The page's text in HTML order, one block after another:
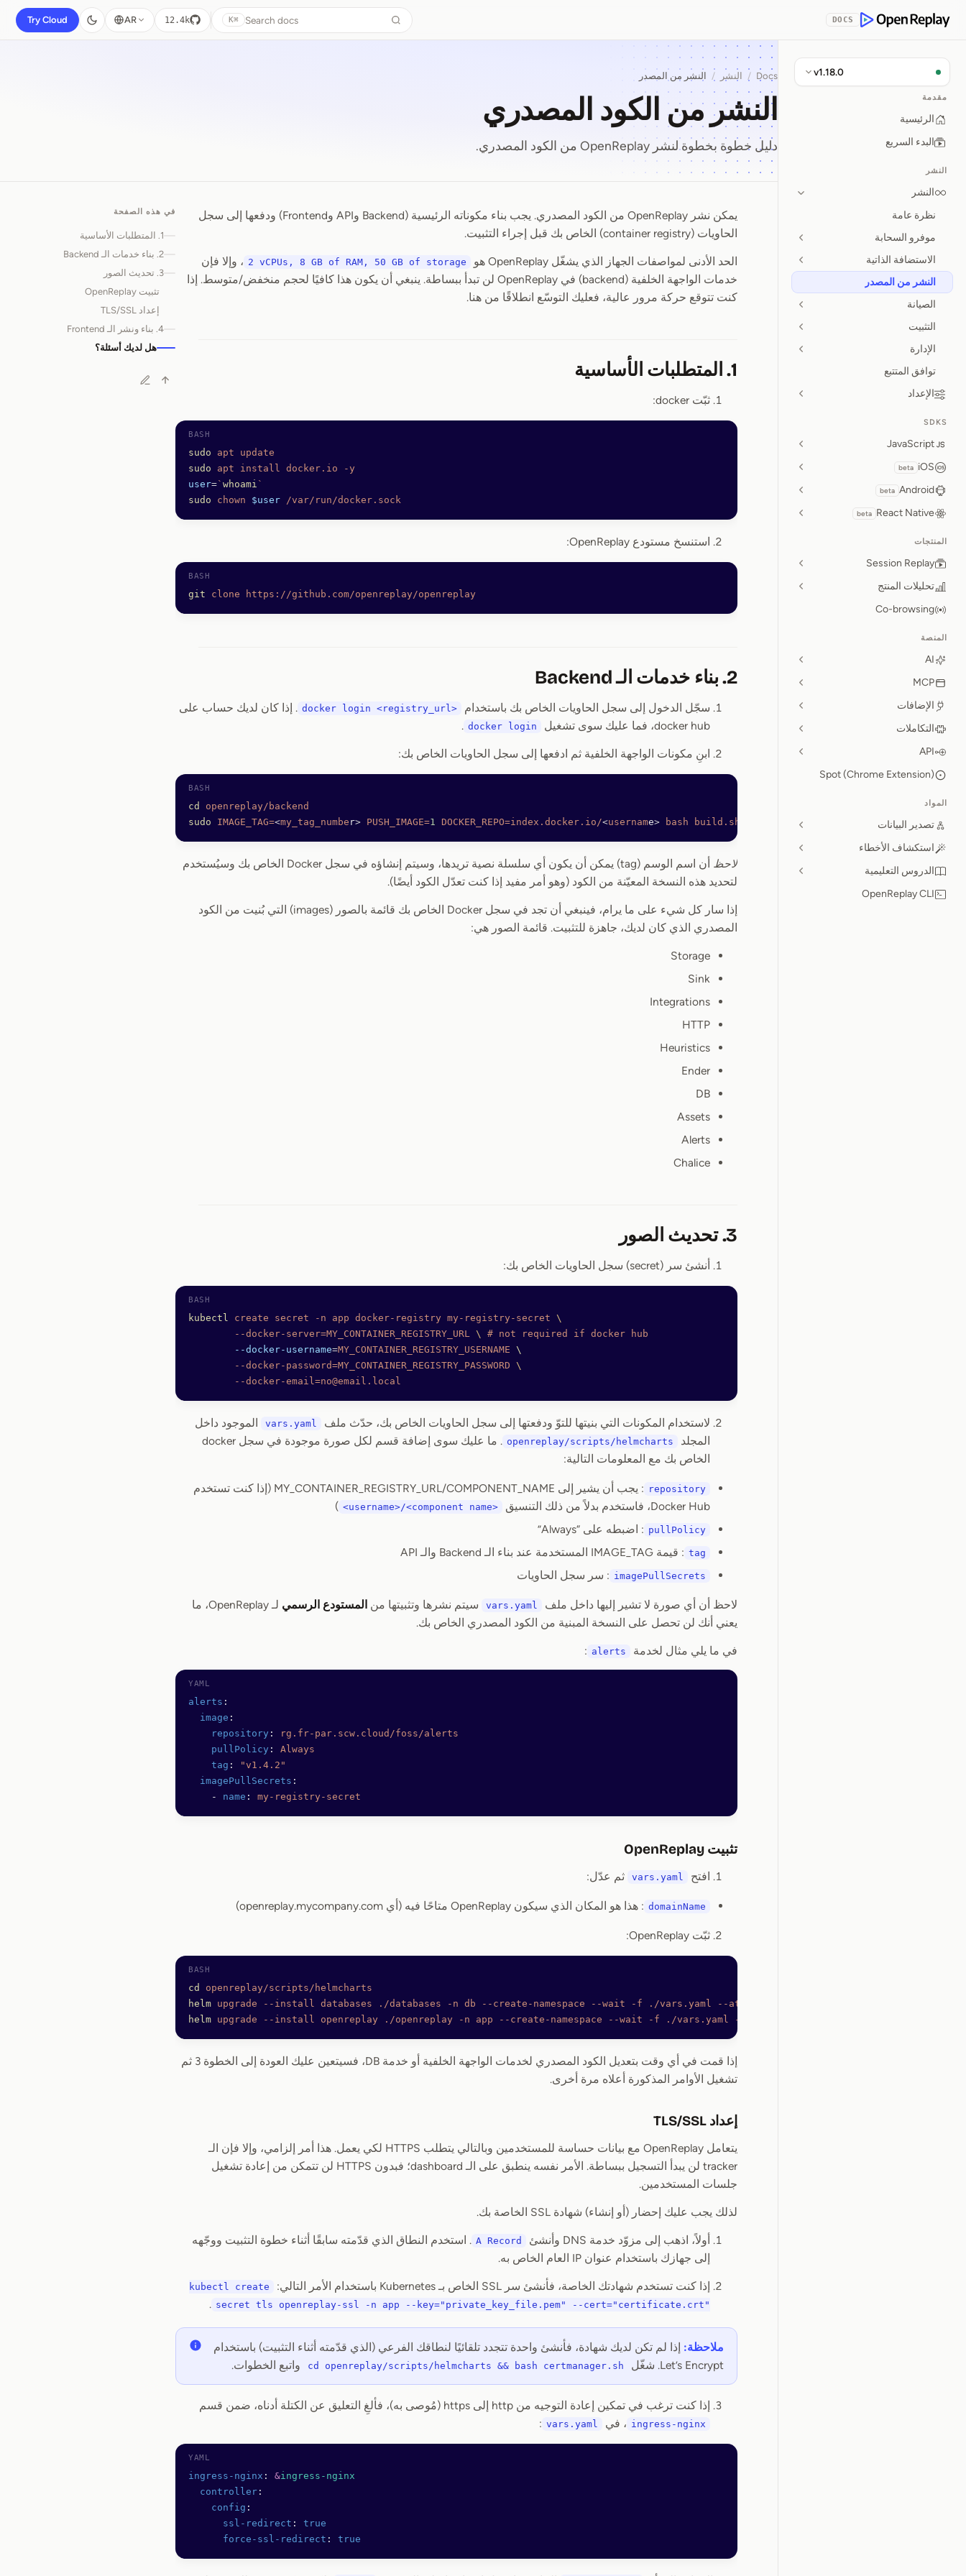
OpenReplay
DOCS
Search docs
⌘K
12.4k
AR
Try Cloud
v1.18.0
مقدمة
الرئيسية
البدء السريع
النشر
النشر
نظرة عامة
موفرو السحابة
الاستضافة الذاتية
النشر من المصدر
الصيانة
التثبيت
الإدارة
توافق المتتبع
الإعداد
SDKS
JavaScript
iOS
beta
Android
beta
React Native
beta
المنتجات
Session Replay
تحليلات المنتج
Co-browsing
المنصة
AI
MCP
الإضافات
التكاملات
API
Spot (Chrome Extension)
المواد
تصدير البيانات
استكشاف الأخطاء
الدروس التعليمية
OpenReplay CLI
Docs
/ النشر / النشر من المصدر
النشر من الكود المصدري
دليل خطوة بخطوة لنشر OpenReplay من الكود المصدري.
النشر من الكود المصدري
يمكن نشر OpenReplay من الكود المصدري. يجب بناء مكوناته الرئيسية (Backend وAPI وFrontend) ودفعها إلى سجل
الحاويات (container registry) الخاص بك قبل إجراء التثبيت.
الحد الأدنى لمواصفات الجهاز الذي يشغّل OpenReplay هو 2 vCPUs, 8 GB of RAM, 50 GB of storage ، وإلا فإن
خدمات الواجهة الخلفية (backend) في OpenReplay لن تبدأ ببساطة. ينبغي أن يكون هذا كافيًا لحجم منخفض/متوسط. إذا
كنت تتوقع حركة مرور عالية، فعليك التوسّع انطلاقًا من هنا.
1. المتطلبات الأساسية
ثبّت docker:
sudo apt update
sudo apt install docker.io -y
user=` whoami `
sudo chown $user /var/run/docker.sock
استنسخ مستودع OpenReplay:
git clone https://github.com/openreplay/openreplay
2. بناء خدمات الـ Backend
سجّل الدخول إلى سجل الحاويات الخاص بك باستخدام docker login <registry_url> . إذا كان لديك حساب على
docker hub، فما عليك سوى تشغيل
docker login
.
ابنِ مكونات الواجهة الخلفية ثم ادفعها إلى سجل الحاويات الخاص بك:
cd
openreplay/backend
sudo IMAGE_TAG=<my_tag_numbe r> PUSH_IMAGE=1 DOCKER_REPO=index.docker.io/<username> bash build.sh
لاحظ
أن اسم الوسم (tag) يمكن أن يكون أي سلسلة نصية تريدها، وسيتم إنشاؤه في سجل Docker الخاص بك وسيُستخدم
لتحديد هذه النسخة المعيّنة من الكود (وهو أمر مفيد إذا كنت تعدّل الكود أيضًا).
إذا سار كل شيء على ما يرام، فينبغي أن تجد في سجل Docker الخاص بك قائمة بالصور (images) التي بُنيت من الكود
المصدري الذي كان لديك، جاهزة للتثبيت. قائمة الصور هي:
Storage
Sink
Integrations
HTTP
Heuristics
Ender
DB
Assets
Alerts
Chalice
3. تحديث الصور
أنشئ سر (secret) سجل الحاويات الخاص بك:
kubectl create secret -n app docker-registry my-registry-secret \
        --docker-server=MY_CONTAINER_REGISTRY_URL
\ # not required if docker hub
        --docker-username
=MY_CONTAINER_REGISTRY_USERNAME \
        --docker-password=MY_CONTAINER_REGISTRY_PASSWORD
\
        --docker-email=no@email.local
لاستخدام المكونات التي بنيتها للتوّ ودفعتها إلى سجل الحاويات الخاص بك، حدّث ملف vars.yaml
الموجود داخل
المجلد
openreplay/scripts/helmcharts
. ما عليك سوى إضافة قسم لكل صورة موجودة في سجل docker
الخاص بك مع المعلومات التالية:
repository
: يجب أن يشير إلى MY_CONTAINER_REGISTRY_URL/COMPONENT_NAME (إذا كنت تستخدم
Docker Hub، فاستخدم بدلاً من ذلك التنسيق
<username>/<component name>
)
pullPolicy : اضبطه على “Always”
tag : قيمة IMAGE_TAG المستخدمة عند بناء الـ Backend والـ API
imagePullSecrets : سر سجل الحاويات
لاحظ أن أي صورة لا تشير إليها داخل ملف vars.yaml سيتم نشرها وتثبيتها من المستودع الرسمي
لـ OpenReplay، ما
يعني أنك لن تحصل على النسخة المبنية من الكود المصدري الخاص بك.
في ما يلي مثال لخدمة alerts
:
alerts :
  image
:
    repository
:
rg.fr-par.scw.cloud/foss/alerts
    pullPolicy
: Always
    tag
:
"v1.4.2"
  imagePullSecrets
:
    -
name : my-registry-secret
تثبيت OpenReplay
افتح vars.yaml ثم عدّل:
domainName : هذا هو المكان الذي سيكون OpenReplay متاحًا فيه (أي openreplay.mycompany.com)
ثبّت OpenReplay:
cd
openreplay/scripts/helmcharts
helm upgrade --install databases ./databases -n db --create-namespace --wait -f ./vars.yaml --atomic
helm upgrade --install openreplay ./openreplay -n app --create-namespace --wait -f ./vars.yaml --atomic
إذا قمت في أي وقت بتعديل الكود المصدري لخدمات الواجهة الخلفية أو خدمة DB، فسيتعين عليك العودة إلى الخطوة 3 ثم
تشغيل الأوامر المذكورة أعلاه مرة أخرى.
إعداد TLS/SSL
يتعامل OpenReplay مع بيانات حساسة للمستخدمين وبالتالي يتطلب HTTPS لكي يعمل. هذا أمر إلزامي، وإلا فإن الـ
tracker لن يبدأ التسجيل ببساطة. الأمر نفسه ينطبق على الـ dashboard؛ فبدون HTTPS لن تتمكن من إعادة تشغيل
جلسات المستخدمين.
لذلك يجب عليك إحضار (أو إنشاء) شهادة SSL الخاصة بك.
أولاً، اذهب إلى مزوّد خدمة DNS وأنشئ A Record . استخدم النطاق الذي قدّمته سابقًا أثناء خطوة التثبيت ووجّهه
إلى جهازك باستخدام عنوان IP العام الخاص به.
إذا كنت تستخدم شهادتك الخاصة، فأنشئ سر SSL الخاص بـ Kubernetes باستخدام الأمر التالي:
kubectl create
secret tls openreplay-ssl -n app --key="private_key_file.pem" --cert="certificate.crt"
.
ملاحظة: إذا لم تكن لديك شهادة، فأنشئ واحدة تتجدد تلقائيًا لنطاقك الفرعي (الذي قدّمته أثناء التثبيت) باستخدام
Let’s Encrypt. شغّل
cd openreplay/scripts/helmcharts && bash certmanager.sh واتبع الخطوات.
إذا كنت ترغب في تمكين إعادة التوجيه من http إلى https (مُوصى به)، فألغِ التعليق عن الكتلة أدناه، ضمن قسم
ingress-nginx ، في vars.yaml
:
ingress-nginx : &ingress-nginx
  controller
:
    config
:
      ssl-redirect
: true
      force-ssl-redirect
: true
في هذه الصفحة
1. المتطلبات الأساسية
2. بناء خدمات الـ Backend
3. تحديث الصور
تثبيت OpenReplay
إعداد TLS/SSL
4. بناء ونشر الـ Frontend
هل لديك أسئلة؟